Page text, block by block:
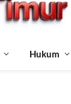
Hukum